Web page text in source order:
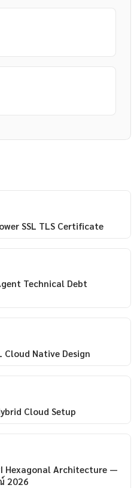
SSL TLS Certificate
Technical Debt
Cloud Native Design
Cloud Setup
Hexagonal Architecture —
2026